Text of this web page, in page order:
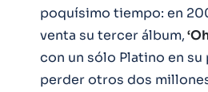
poquísimo tiempo: en
venta su tercer álbum,
con un sólo Platino en su
perder otros dos